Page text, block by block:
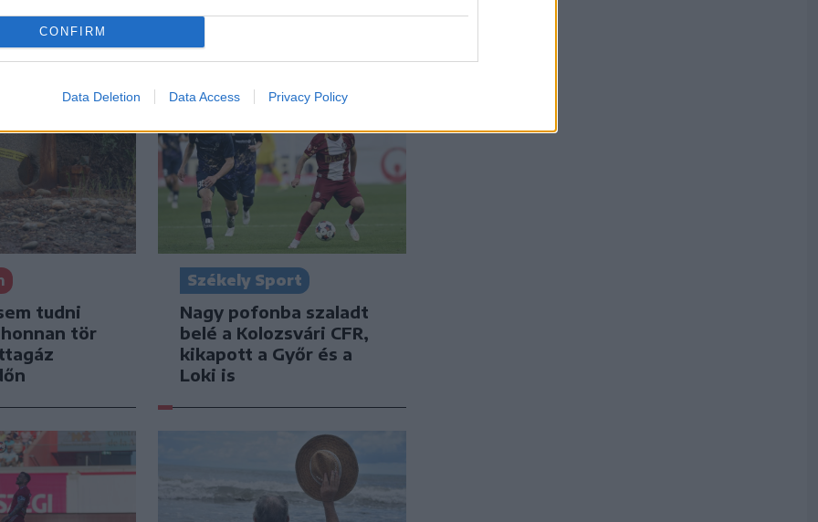
CONFIRM
Data Deletion Data Access Privacy Policy
tudni
tör
Székely Sport
Nagy pofonba szaladt
belé a Kolozsvári CFR,
kikapott a Győr és a
Loki is